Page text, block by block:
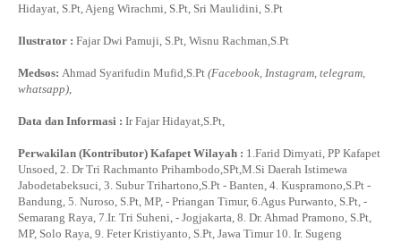
Hidayat, S.Pt, Ajeng Wirachmi, S.Pt, Sri Maulidini, S.Pt
Ilustrator : Fajar Dwi Pamuji, S.Pt, Wisnu Rachman,S.Pt
Medsos: Ahmad Syarifudin Mufid,S.Pt (Facebook, Instagram, telegram,
whatsapp),
Data dan Informasi : Ir Fajar Hidayat,S.Pt,
Perwakilan (Kontributor) Kafapet Wilayah : 1.Farid Dimyati, PP Kafapet
Unsoed, 2. Dr Tri Rachmanto Prihambodo,SPt,M.Si Daerah Istimewa
Jabodetabeksuci, 3. Subur Trihartono,S.Pt - Banten, 4. Kuspramono,S.Pt -
Bandung, 5. Nuroso, S.Pt, MP, - Priangan Timur, 6.Agus Purwanto, S.Pt, -
Semarang Raya, 7.Ir. Tri Suheni, - Jogjakarta, 8. Dr. Ahmad Pramono, S.Pt,
MP, Solo Raya, 9. Feter Kristiyanto, S.Pt, Jawa Timur 10. Ir. Sugeng